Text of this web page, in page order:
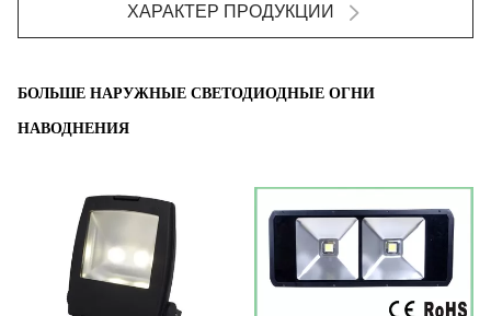
ХАРАКТЕР ПРОДУКЦИИ
БОЛЬШЕ НАРУЖНЫЕ СВЕТОДИОДНЫЕ ОГНИ
НАВОДНЕНИЯ